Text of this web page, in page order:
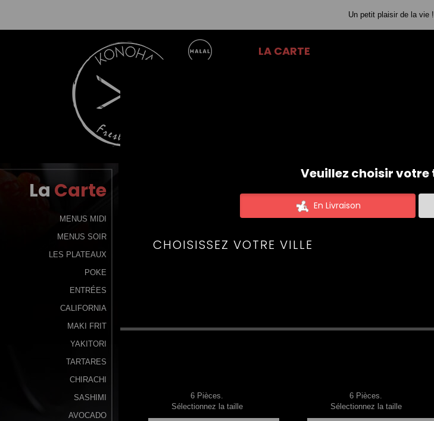
Un petit plaisir de la vie !
LA CARTE
La Carte
MENUS MIDI
MENUS SOIR
LES PLATEAUX
POKE
ENTRÉES
CALIFORNIA
MAKI FRIT
YAKITORI
TARTARES
CHIRACHI
SASHIMI
AVOCADO
SASHIMI
6SAUMON
6 Pièces.
Sélectionnez la taille
6THON
6 Pièces.
Sélectionnez la taille